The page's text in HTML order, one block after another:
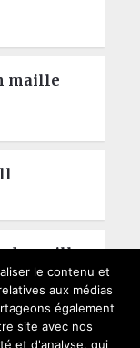
maille
de maille
le contenu et
aux médias
également
site avec nos
et d'analyse, qui